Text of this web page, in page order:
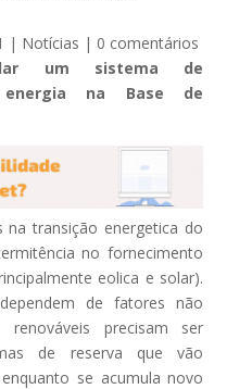
| Notícias | 0 comentários
um sistema de
energia na Base de
transição energetica do
no fornecimento
eolica e solar).
de fatores não
renováveis precisam ser
de reserva que vão
se acumula novo